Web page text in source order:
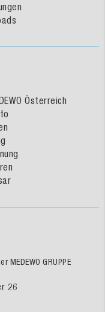
Österreich
MEDEWO GRUPPE
26